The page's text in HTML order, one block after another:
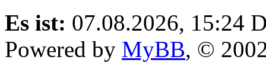
Es ist: 07.08.2026, 15:24
Powered by MyBB, ©